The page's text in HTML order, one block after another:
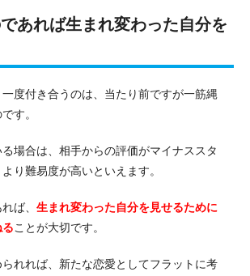
あれば生まれ変わった自分を
度付き合うのは、当たり前ですが一筋縄
す。
場合は、相手からの評価がマイナススタ
り難易度が高いといえます。
ば、 生まれ変わった自分を見せるために
ことが大切です。
れれば、新たな恋愛としてフラットに考